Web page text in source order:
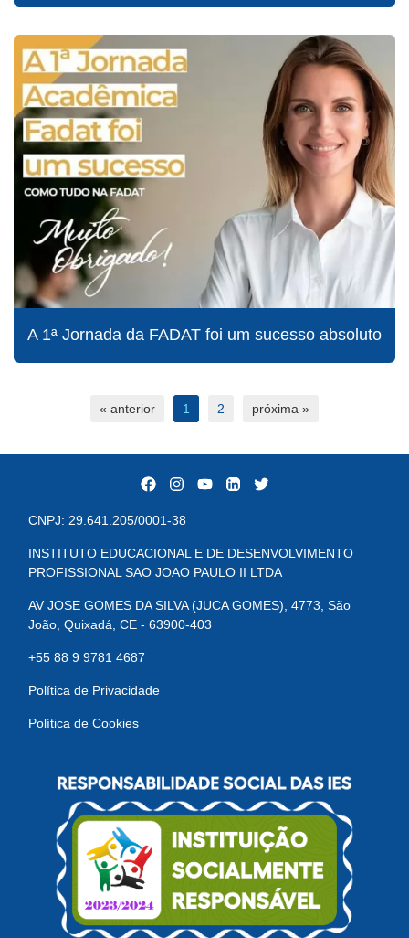
A 1ª Jornada da FADAT foi um sucesso absoluto
« anterior 1 2 próxima »
CNPJ: 29.641.205/0001-38
INSTITUTO EDUCACIONAL E DE DESENVOLVIMENTO
PROFISSIONAL SAO JOAO PAULO II LTDA
AV JOSE GOMES DA SILVA (JUCA GOMES), 4773, São
João, Quixadá, CE - 63900-403
+55 88 9 9781 4687
Política de Privacidade
Política de Cookies